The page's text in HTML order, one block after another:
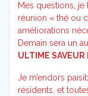
Mes questions,
réunion « thé ou
améliorations
Demain sera un
ULTIME SAVEUR
Je m’endors
résidents, et